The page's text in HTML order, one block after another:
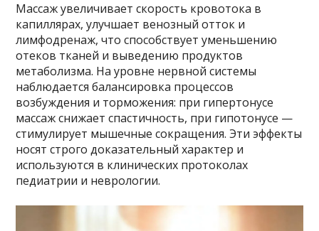
Массаж увеличивает скорость кровотока в
капиллярах, улучшает венозный отток и
лимфодренаж, что способствует уменьшению
отеков тканей и выведению продуктов
метаболизма. На уровне нервной системы
наблюдается балансировка процессов
возбуждения и торможения: при гипертонусе
массаж снижает спастичность, при гипотонусе —
стимулирует мышечные сокращения. Эти эффекты
носят строго доказательный характер и
используются в клинических протоколах
педиатрии и неврологии.